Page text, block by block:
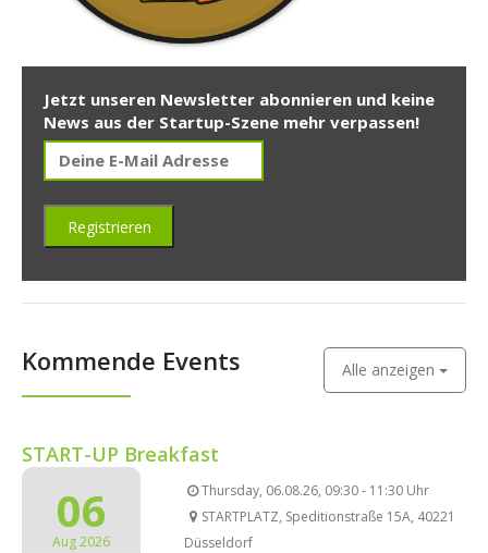
Jetzt unseren Newsletter abonnieren und keine
News aus der Startup-Szene mehr verpassen!
Kommende Events Alle anzeigen
START-UP Breakfast
06
Aug 2026
Thursday, 06.08.26, 09:30 - 11:30 Uhr
STARTPLATZ, Speditionstraße 15A, 40221
Düsseldorf